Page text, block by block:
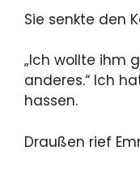
Sie senkte den
„Ich wollte ihm
anderes.“ Ich
hassen.
Draußen rief